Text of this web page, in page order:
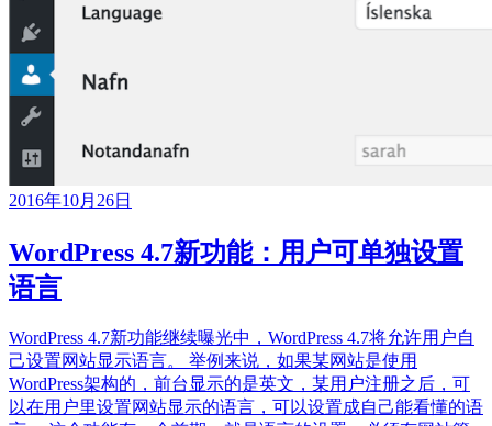
2016年10月26日
WordPress 4.7新功能：用户可单独设置
语言
WordPress 4.7新功能继续曝光中，WordPress 4.7将允许用户自
己设置网站显示语言。 举例来说，如果某网站是使用
WordPress架构的，前台显示的是英文，某用户注册之后，可
以在用户里设置网站显示的语言，可以设置成自己能看懂的语